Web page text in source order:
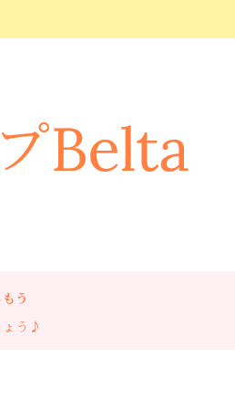
う
ょう♪